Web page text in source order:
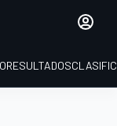
RESULTADOS